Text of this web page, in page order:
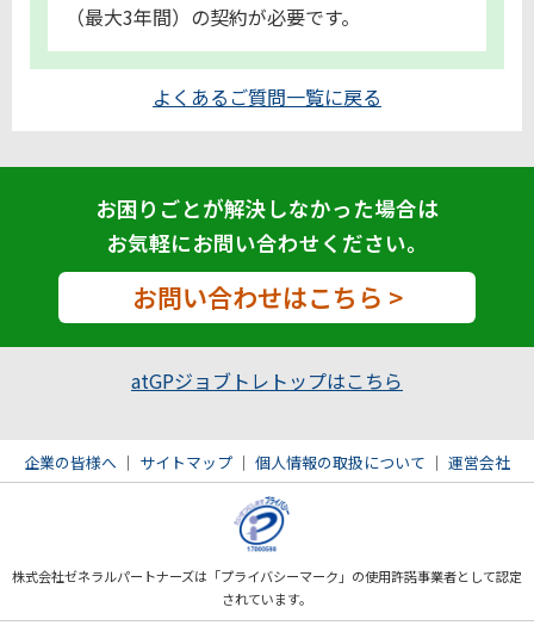
（最大3年間）の契約が必要です。
よくあるご質問一覧に戻る
お困りごとが解決しなかった場合は
お気軽にお問い合わせください。
お問い合わせはこちら >
atGPジョブトレトップはこちら
企業の皆様へ ｜ サイトマップ ｜ 個人情報の取扱について ｜ 運営会社
株式会社ゼネラルパートナーズは「プライバシーマーク」の使用許諾事業者として認定
されています。